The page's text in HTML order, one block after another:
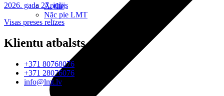
Aprite
Nāc pie LMT
2026. gada 27. jūlijs
Visas preses relīzes
Klientu atbalsts
+371 80768076
+371 28076076
info@lmt.lv